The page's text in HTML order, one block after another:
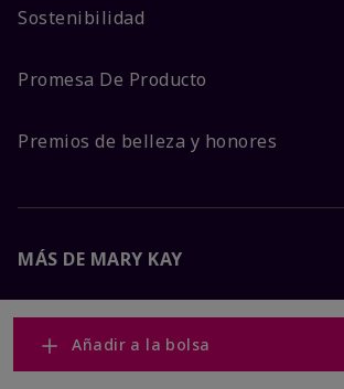
Añadir a la bolsa
Sostenibilidad
Promesa De Producto
Premios de belleza y honores
MÁS DE MARY KAY
Carreras Corporativas